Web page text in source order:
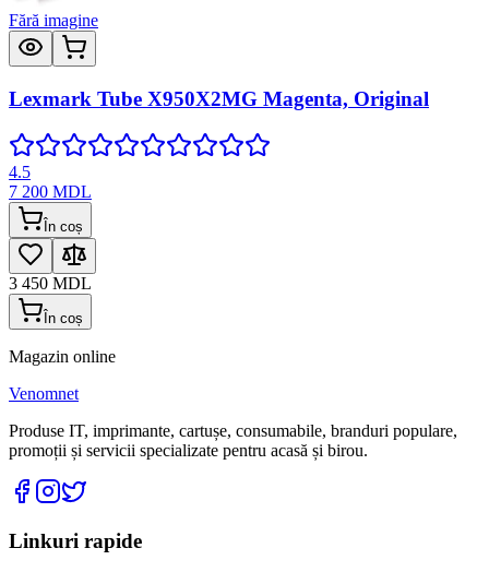
Fără imagine
Lexmark Tube X950X2MG Magenta, Original
4.5
7 200 MDL
În coș
3 450 MDL
În coș
Magazin online
Venomnet
Produse IT, imprimante, cartușe, consumabile, branduri populare,
promoții și servicii specializate pentru acasă și birou.
Linkuri rapide